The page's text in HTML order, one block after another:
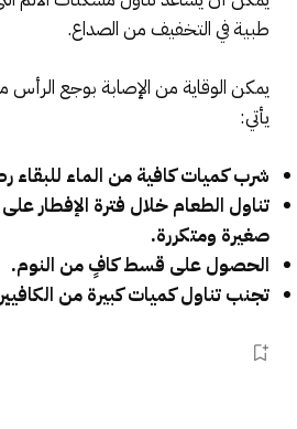
طبية في التخفيف من الصداع.
يمكن الوقاية من الإصابة بوجع الرأس
يأتي:
شرب كميات كافية من الماء للبقاء
تناول الطعام خلال فترة الإفطار
صغيرة ومتكررة.
الحصول على قسط كافٍ من النوم.
تجنب تناول كميات كبيرة من